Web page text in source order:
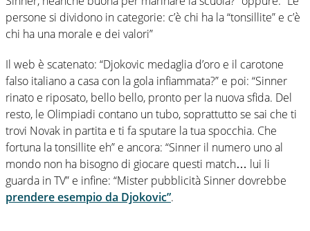
persone si dividono in categorie: c’è chi ha la “tonsillite” e c’è
chi ha una morale e dei valori”
Il web è scatenato: “Djokovic medaglia d’oro e il carotone
falso italiano a casa con la gola infiammata?” e poi: “Sinner
rinato e riposato, bello bello, pronto per la nuova sfida. Del
resto, le Olimpiadi contano un tubo, soprattutto se sai che ti
trovi Novak in partita e ti fa sputare la tua spocchia. Che
fortuna la tonsillite eh” e ancora: “Sinner il numero uno al
mondo non ha bisogno di giocare questi match… lui li
guarda in TV” e infine: “Mister pubblicità Sinner dovrebbe
prendere esempio da Djokovic”.